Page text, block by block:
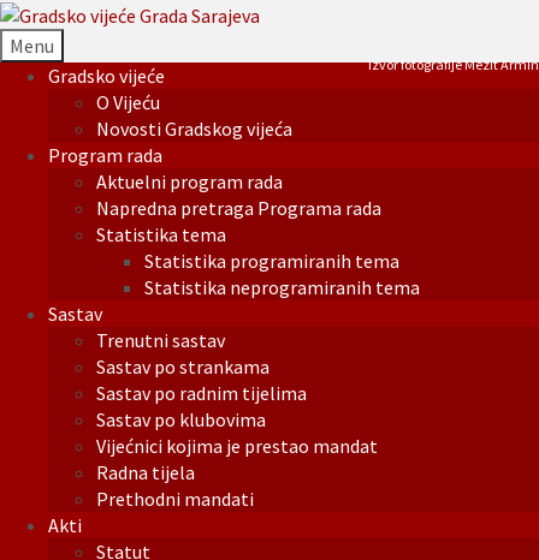
Menu
Gradsko vijeće
O Vijeću
Novosti Gradskog vijeća
Program rada
Aktuelni program rada
Napredna pretraga Programa rada
Statistika tema
Statistika programiranih tema
Statistika neprogramiranih tema
Sastav
Trenutni sastav
Sastav po strankama
Sastav po radnim tijelima
Sastav po klubovima
Vijećnici kojima je prestao mandat
Radna tijela
Prethodni mandati
Akti
Statut
Izvor fotografije Mezit Armin